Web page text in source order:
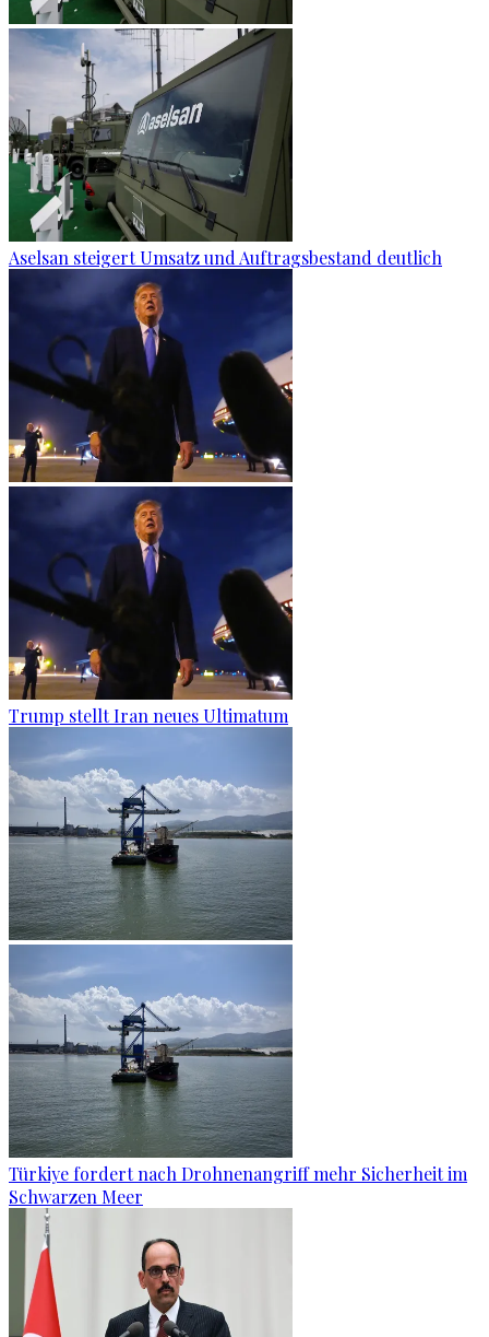
Aselsan steigert Umsatz und Auftragsbestand deutlich
Trump stellt Iran neues Ultimatum
Türkiye fordert nach Drohnenangriff mehr Sicherheit im
Schwarzen Meer